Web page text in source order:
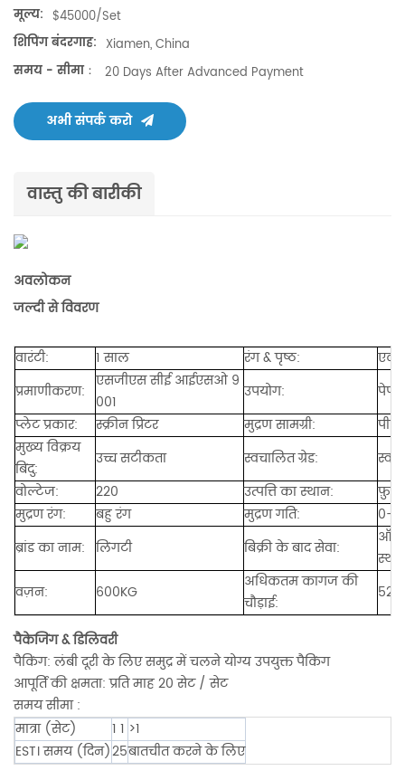
मूल्य: $45000/set
शिपिंग बंदरगाह: Xiamen, China
समय - सीमा：
20 Days After Advanced Payment
अभी संपर्क करो
वास्तु की बारीकी
अवलोकन
जल्दी से विवरण
वारंटी: 1 साल रंग & पृष्ठ:
प्रमाणीकरण:
एसजीएस सीई आईएसओ 9
001
उपयोग:
पेपर
प्लेट प्रकार:
स्क्रीन प्रिंटर मुद्रण सामग्री:
मुख्य विक्रय
बिंदु:
उच्च सटीकता स्वचालित ग्रेड:
वोल्टेज:
220 उत्पत्ति का स्थान:
मुद्रण रंग:
बहु रंग मुद्रण गति:
0-
ब्रांड का नाम: लिंगटी बिक्री के बाद सेवा:
वज़न:
600KG
अधिकतम कागज की
चौड़ाई:
पैकेजिंग & डिलिवरी
पैकिंग: लंबी दूरी के लिए समुद्र में चलने योग्य उपयुक्त पैकिंग
आपूर्ति की क्षमता: प्रति माह 20 सेट / सेट
समय सीमा :
मात्रा (सेट)
1 1 >1
EST। समय (दिन)25बातचीत करने के लिए